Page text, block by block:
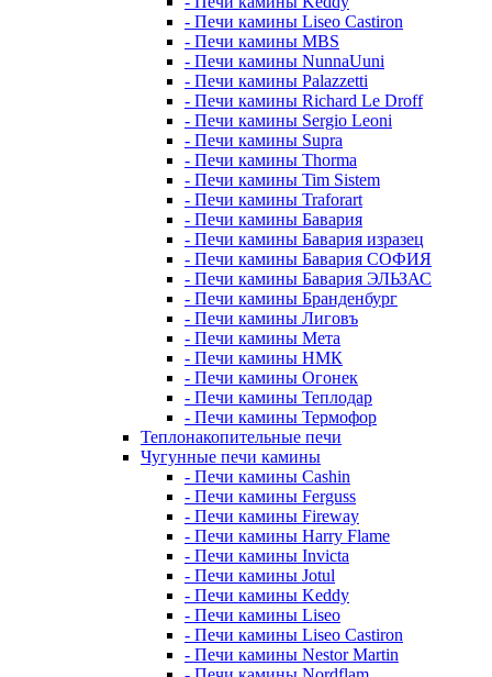
- Печи камины Liseo Castiron
- Печи камины MBS
- Печи камины NunnaUuni
- Печи камины Palazzetti
- Печи камины Richard Le Droff
- Печи камины Sergio Leoni
- Печи камины Supra
- Печи камины Thorma
- Печи камины Tim Sistem
- Печи камины Traforart
- Печи камины Бавария
- Печи камины Бавария изразец
- Печи камины Бавария СОФИЯ
- Печи камины Бавария ЭЛЬЗАС
- Печи камины Бранденбург
- Печи камины Лиговъ
- Печи камины Мета
- Печи камины НМК
- Печи камины Огонек
- Печи камины Теплодар
- Печи камины Термофор
Теплонакопительные печи
Чугунные печи камины
- Печи камины Cashin
- Печи камины Ferguss
- Печи камины Fireway
- Печи камины Harry Flame
- Печи камины Invicta
- Печи камины Jotul
- Печи камины Keddy
- Печи камины Liseo
- Печи камины Liseo Castiron
- Печи камины Nestor Martin